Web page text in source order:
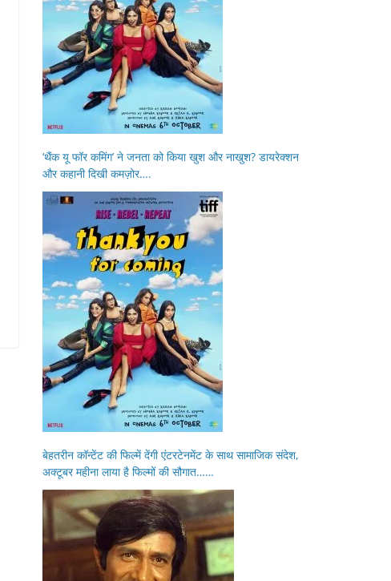
‘थैंक यू फॉर कमिंग’ ने जनता को किया खुश और नाखुश? डायरेक्शन
और कहानी दिखी कमज़ोर….
बेहतरीन कॉन्टेंट की फिल्में देंगी एंटरटेनमेंट के साथ सामाजिक संदेश,
अक्टूबर महीना लाया है फिल्मों की सौगात……